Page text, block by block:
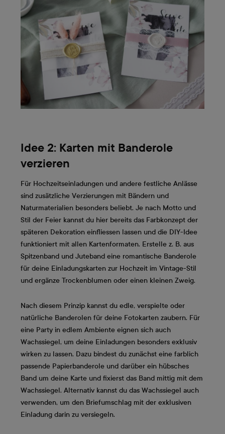
Idee 2: Karten mit Banderole
verzieren
Für Hochzeitseinladungen und andere festliche Anlässe
sind zusätzliche Verzierungen mit Bändern und
Naturmaterialien besonders beliebt. Je nach Motto und
Stil der Feier kannst du hier bereits das Farbkonzept der
späteren Dekoration einfliessen lassen und die DIY-Idee
funktioniert mit allen Kartenformaten. Erstelle z. B. aus
Spitzenband und Juteband eine romantische Banderole
für deine Einladungskarten zur Hochzeit im Vintage-Stil
und ergänze Trockenblumen oder einen kleinen Zweig.
Nach diesem Prinzip kannst du edle, verspielte oder
natürliche Banderolen für deine Fotokarten zaubern. Für
eine Party in edlem Ambiente eignen sich auch
Wachssiegel, um deine Einladungen besonders exklusiv
wirken zu lassen. Dazu bindest du zunächst eine farblich
passende Papierbanderole und darüber ein hübsches
Band um deine Karte und fixierst das Band mittig mit dem
Wachssiegel. Alternativ kannst du das Wachssiegel auch
verwenden, um den Briefumschlag mit der exklusiven
Einladung darin zu versiegeln.